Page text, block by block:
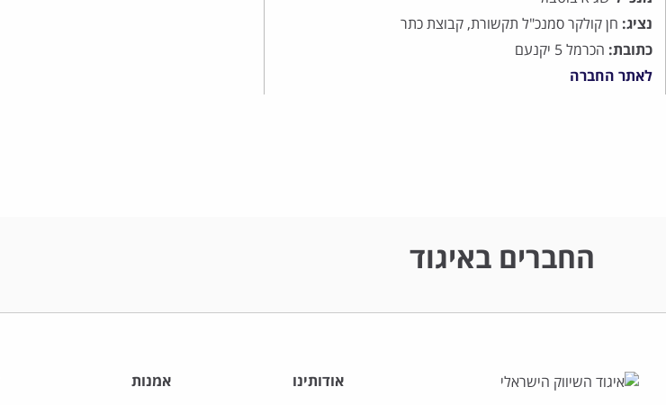
נציג: חן קולקר סמנכ"ל תקשורת, קבוצת כתר
כתובת: הכרמל 5 יקנעם
לאתר החברה
החברים באיגוד
אודותינו אמנות